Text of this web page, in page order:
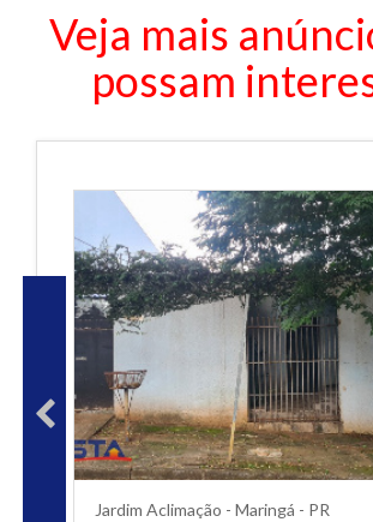
Veja mais
possam
Jardim Aclimação - Maringá - PR